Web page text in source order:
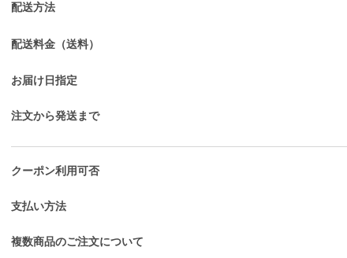
配送方法
配送料金（送料）
お届け日指定
注文から発送まで
クーポン利用可否
支払い方法
複数商品のご注文について